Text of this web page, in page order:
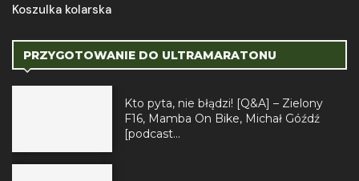
Koszulka kolarska
PRZYGOTOWANIE DO ULTRAMARATONU
Kto pyta, nie błądzi! [Q&A] – Zielony
F16, Mamba On Bike, Michał Góźdź
[podcast...